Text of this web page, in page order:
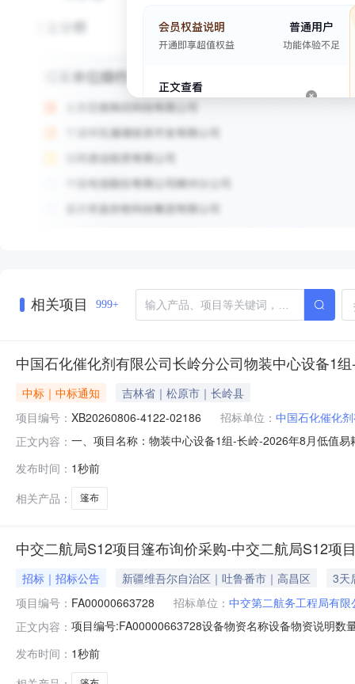
相关项目 999+
中国石化催化剂有限公司长岭分公司物装中心设备1
中标｜中标通知
吉林省｜松原市｜长岭县
项目编号： XB20260806-4122-02186 招标单位： 中国石化催化
正文内容： 一、项目名称：物装中心设备1组-长岭-2026年8月低值
信息：联系人:杨孔华单位:中国石化催化剂有限公司长
发布时间： 1秒前
相关产品：
篷布
中交二航局S12项目篷布询价采购-中交二航局S12项
招标｜招标公告 新疆维吾尔自治区｜吐鲁番市｜高昌区
3天
项目编号： FA00000663728 招标单位： 中交第二航务工程局有限
正文内容： 项目编号:FA00000663728设备物资名称设备物资说明
购条件，现公开邀请供应商参加询比采购活动。1.采购
发布时间： 1秒前